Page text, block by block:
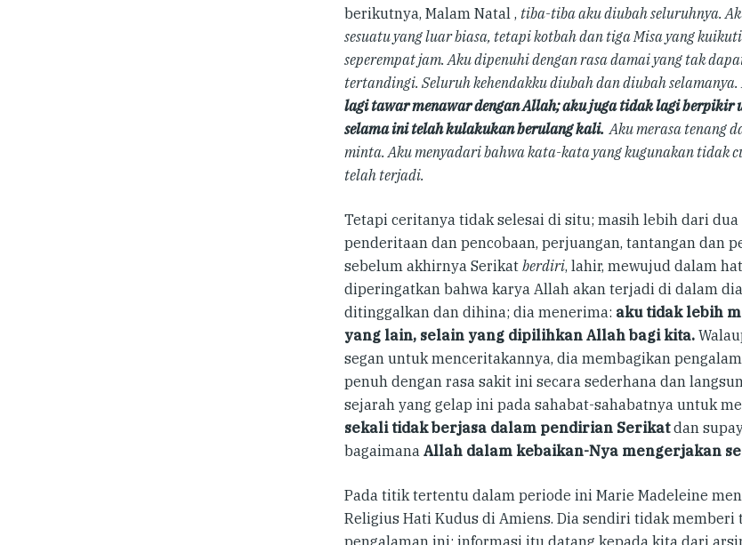
berikutnya, Malam Natal , tiba-tiba aku diubah seluruhnya.
sesuatu yang luar biasa, tetapi kotbah dan tiga Misa yang
seperempat jam. Aku dipenuhi dengan rasa damai yang tak
tertandingi. Seluruh kehendakku diubah dan diubah
lagi tawar menawar dengan Allah; aku juga tidak lagi berpikir
selama ini telah kulakukan berulang kali. Aku merasa tenang
minta. Aku menyadari bahwa kata-kata yang kugunakan tidak
telah terjadi.
Tetapi ceritanya tidak selesai di situ; masih lebih dari
penderitaan dan pencobaan, perjuangan, tantangan dan
sebelum akhirnya Serikat berdiri, lahir, mewujud dalam
diperingatkan bahwa karya Allah akan terjadi di dalam
ditinggalkan dan dihina; dia menerima: aku tidak lebih
yang lain, selain yang dipilihkan Allah bagi kita.
segan untuk menceritakannya, dia membagikan
penuh dengan rasa sakit ini secara sederhana dan
sejarah yang gelap ini pada sahabat-sahabatnya untuk
sekali tidak berjasa dalam pendirian Serikatdan
bagaimana Allah dalam kebaikan-Nya mengerjakan
Pada titik tertentu dalam periode ini Marie Madeleine
Religius Hati Kudus di Amiens. Dia sendiri tidak memberi